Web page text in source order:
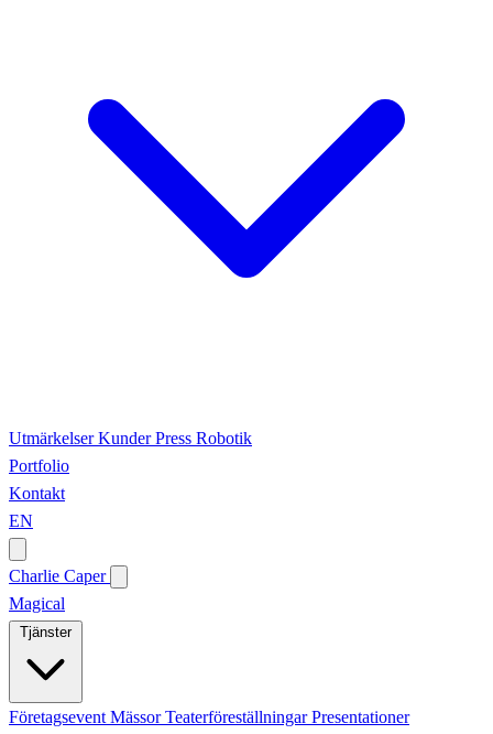
UtmärkelserKunderPress Robotik
Portfolio
Kontakt
EN
Charlie Caper
Magical
Tjänster
Företagsevent MässorTeaterföreställningarPresentationer